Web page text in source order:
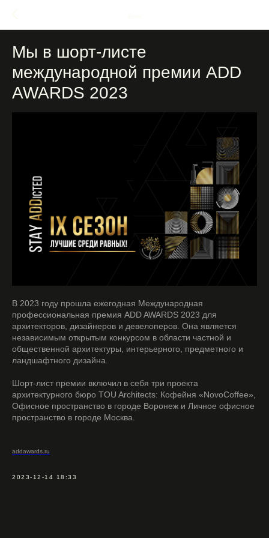
Мы в шорт-листе
международной премии ADD
AWARDS 2023
В 2023 году прошла ежегодная Международная
профессиональная премия ADD AWARDS 2023 для
архитекторов, дизайнеров и девелоперов. Она является
независимым открытым конкурсом в области частной и
общественной архитектуры, интерьерного, предметного и
ландшафтного дизайна.
Шорт-лист премии включил в себя три проекта
архитектурного бюро TOU Architects: Кофейня «NovoCoffee»,
Офисное пространство в городе Воронеж и Личное офисное
пространство в городе Москва.
addawards.ru
2023-12-14 18:33